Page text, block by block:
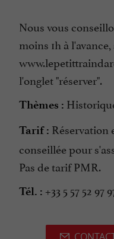
Nous vous
moins 1h à
l'onglet "réserver".
Thèmes :
Tarif : Réservation
conseillée pour
Pas de tarif PMR.
Tél. : +33 5 57 52 97